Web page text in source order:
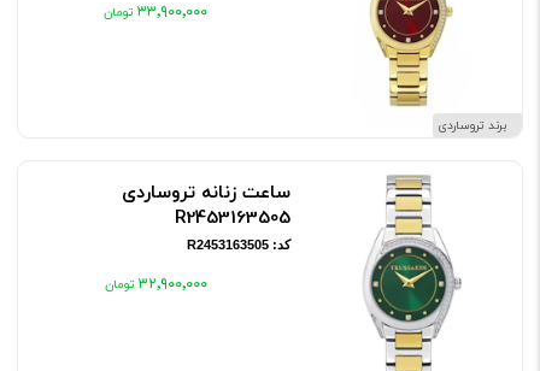
برند تروساردی
۳۳٬۹۰۰٬۰۰۰
ساعت زنانه تروساردی
R2453163505
کد: R2453163505
۳۲٬۹۰۰٬۰۰۰